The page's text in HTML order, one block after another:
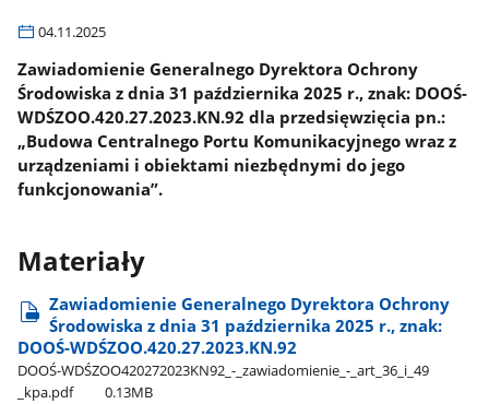
04.11.2025
Zawiadomienie Generalnego Dyrektora Ochrony
Środowiska z dnia 31 października 2025 r., znak: DOOŚ-
WDŚZOO.420.27.2023.KN.92 dla przedsięwzięcia pn.:
„Budowa Centralnego Portu Komunikacyjnego wraz z
urządzeniami i obiektami niezbędnymi do jego
funkcjonowania”.
Materiały
Zawiadomienie Generalnego Dyrektora Ochrony
Środowiska z dnia 31 października 2025 r., znak:
DOOŚ-WDŚZOO.420.27.2023.KN.92
DOOŚ-WDŚZOO420272023KN92​_-​_zawiadomienie​_-​_art​_36​_i​_49​
_kpa.pdf
0.13MB